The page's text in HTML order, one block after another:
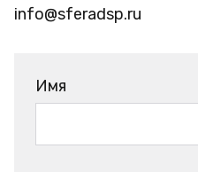
info@sferadsp.ru
Имя